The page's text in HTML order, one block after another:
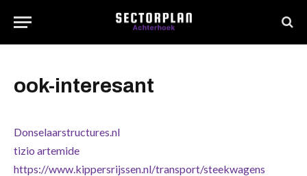
ook-interesant
Donselaarstructures.nl
tizio artemide
https://www.kippersrijssen.nl/transport/steekwagens